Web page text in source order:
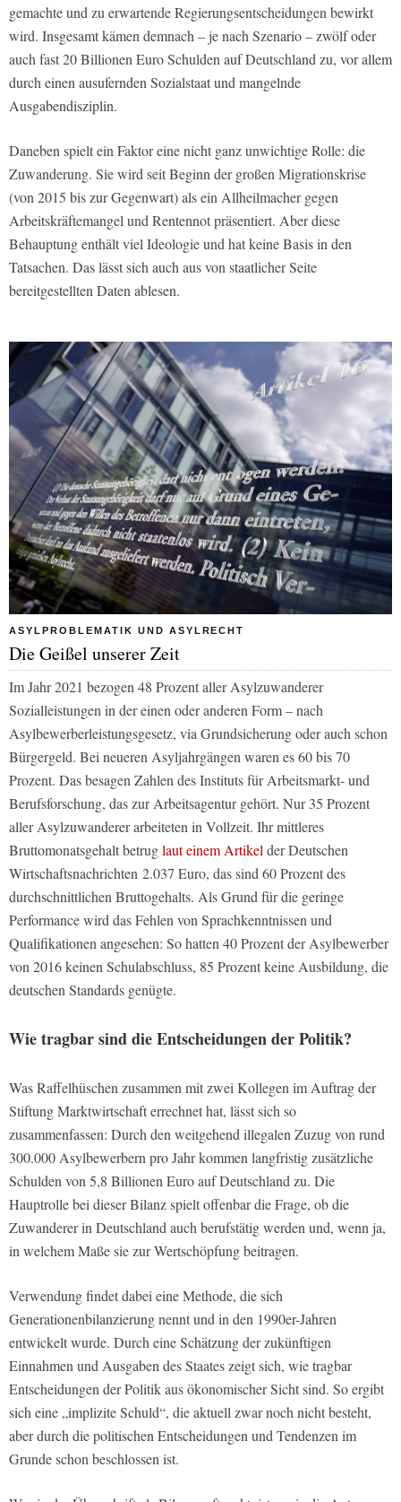
gemachte und zu erwartende Regierungsentscheidungen bewirkt
wird. Insgesamt kämen demnach – je nach Szenario – zwölf oder
auch fast 20 Billionen Euro Schulden auf Deutschland zu, vor allem
durch einen ausufernden Sozialstaat und mangelnde
Ausgabendisziplin.
Daneben spielt ein Faktor eine nicht ganz unwichtige Rolle: die
Zuwanderung. Sie wird seit Beginn der großen Migrationskrise
(von 2015 bis zur Gegenwart) als ein Allheilmacher gegen
Arbeitskräftemangel und Rentennot präsentiert. Aber diese
Behauptung enthält viel Ideologie und hat keine Basis in den
Tatsachen. Das lässt sich auch aus von staatlicher Seite
bereitgestellten Daten ablesen.
ASYLPROBLEMATIK UND ASYLRECHT
Die Geißel unserer Zeit
Im Jahr 2021 bezogen 48 Prozent aller Asylzuwanderer
Sozialleistungen in der einen oder anderen Form – nach
Asylbewerberleistungsgesetz, via Grundsicherung oder auch schon
Bürgergeld. Bei neueren Asyljahrgängen waren es 60 bis 70
Prozent. Das besagen Zahlen des Instituts für Arbeitsmarkt- und
Berufsforschung, das zur Arbeitsagentur gehört. Nur 35 Prozent
aller Asylzuwanderer arbeiteten in Vollzeit. Ihr mittleres
Bruttomonatsgehalt betruglaut einem Artikel derDeutschen
Wirtschaftsnachrichten 2.037 Euro, das sind 60 Prozent des
durchschnittlichen Bruttogehalts. Als Grund für die geringe
Performance wird das Fehlen von Sprachkenntnissen und
Qualifikationen angesehen: So hatten 40 Prozent der Asylbewerber
von 2016 keinen Schulabschluss, 85 Prozent keine Ausbildung, die
deutschen Standards genügte.
Wie tragbar sind die Entscheidungen der Politik?
Was Raffelhüschen zusammen mit zwei Kollegen im Auftrag der
Stiftung Marktwirtschaft errechnet hat, lässt sich so
zusammenfassen: Durch den weitgehend illegalen Zuzug von rund
300.000 Asylbewerbern pro Jahr kommen langfristig zusätzliche
Schulden von 5,8 Billionen Euro auf Deutschland zu. Die
Hauptrolle bei dieser Bilanz spielt offenbar die Frage, ob die
Zuwanderer in Deutschland auch berufstätig werden und, wenn ja,
in welchem Maße sie zur Wertschöpfung beitragen.
Verwendung findet dabei eine Methode, die sich
Generationenbilanzierung nennt und in den 1990er-Jahren
entwickelt wurde. Durch eine Schätzung der zukünftigen
Einnahmen und Ausgaben des Staates zeigt sich, wie tragbar
Entscheidungen der Politik aus ökonomischer Sicht sind. So ergibt
sich eine „implizite Schuld“, die aktuell zwar noch nicht besteht,
aber durch die politischen Entscheidungen und Tendenzen im
Grunde schon beschlossen ist.